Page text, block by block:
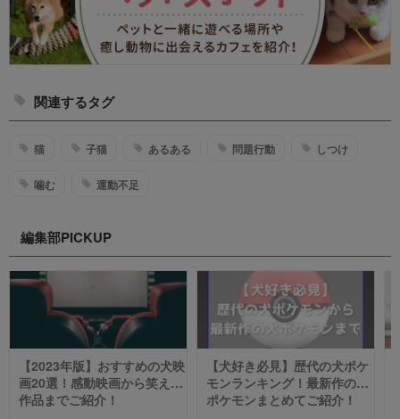
関連するタグ
猫 子猫 あるある 問題行動 しつけ
噛む 運動不足
編集部PICKUP
【2023年版】おすすめの犬映
画20選！感動映画から笑える
作品までご紹介！
【犬好き必見】歴代の犬ポケ
モンランキング！最新作の犬
ポケモンまとめてご紹介！